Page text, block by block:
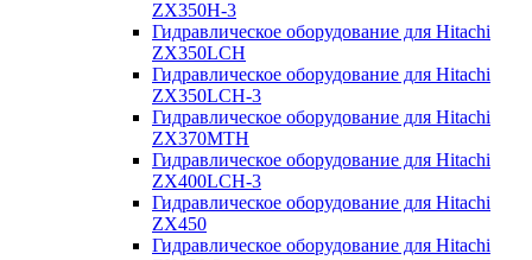
ZX350H-3
Гидравлическое оборудование для Hitachi
ZX350LCH
Гидравлическое оборудование для Hitachi
ZX350LCH-3
Гидравлическое оборудование для Hitachi
ZX370MTH
Гидравлическое оборудование для Hitachi
ZX400LCH-3
Гидравлическое оборудование для Hitachi
ZX450
Гидравлическое оборудование для Hitachi